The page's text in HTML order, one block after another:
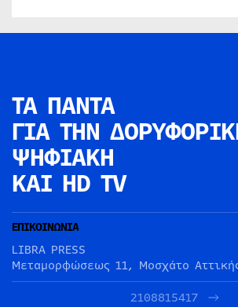
ΤΑ ΠΑΝΤΑ
ΓΙΑ ΤΗΝ
ΨΗΦΙΑΚΗ
ΚΑΙ HD TV
ΕΠΙΚΟΙΝΩΝΙΑ
LIBRA PRESS
Μεταμορφώσεως 11, Μοσχάτο
2108815417